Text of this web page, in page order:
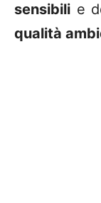
sensibili e
qualità